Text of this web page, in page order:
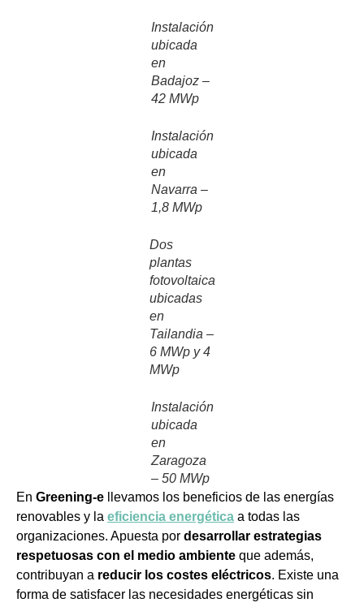
Instalación
ubicada
en
Badajoz –
42 MWp
Instalación
ubicada
en
Navarra –
1,8 MWp
Dos
plantas
fotovoltaica
ubicadas
en
Tailandia –
6 MWp y 4
MWp
Instalación
ubicada
en
Zaragoza
– 50 MWp
En Greening-e llevamos los beneficios de las energías
renovables y la eficiencia energética a todas las
organizaciones. Apuesta por desarrollar estrategias
respetuosas con el medio ambiente que además,
contribuyan a reducir los costes eléctricos. Existe una
forma de satisfacer las necesidades energéticas sin